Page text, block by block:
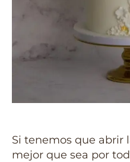
Si tenemos que abrir
mejor que sea por